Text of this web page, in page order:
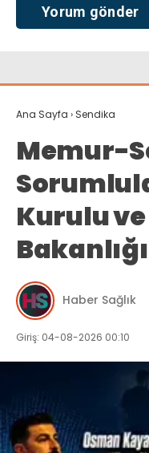
Ana Sayfa › Sendika
Memur-
Kurulu
Haber Sağlık
Giriş: 04-08-2026 00:10